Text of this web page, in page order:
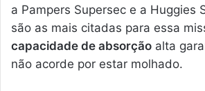
a Pampers Supersec e a Huggies
são as mais citadas para essa
capacidade de absorção alta
não acorde por estar molhado.